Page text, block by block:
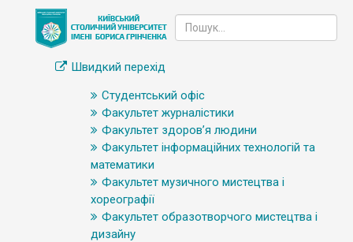
Швидкий перехід
Студентський офіс
Факультет журналістики
Факультет здоров’я людини
Факультет інформаційних технологій та
математики
Факультет музичного мистецтва і
хореографії
Факультет образотворчого мистецтва і
дизайну